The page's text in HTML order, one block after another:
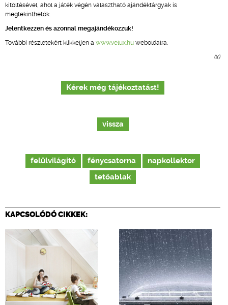
kitöltésével, ahol a játék végén választható ajándéktárgyak is
megtekinthetők.
Jelentkezzen és azonnal megajándékozzuk!
További részletekért klikkeljen a www.velux.hu weboldalra.
(x)
Kérek még tájékoztatást!
vissza
felülvilágító fénycsatorna
napkollektor
tetőablak
KAPCSOLÓDÓ CIKKEK: